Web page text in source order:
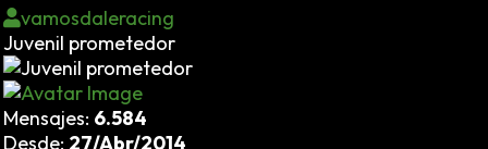
vamosdaleracing
Juvenil prometedor
Mensajes: 6.584
Desde: 27/Abr/2014